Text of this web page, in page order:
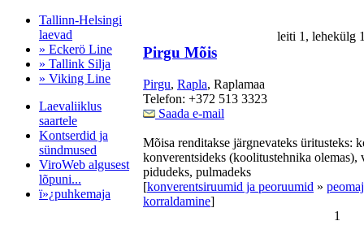
Tallinn-Helsingi
laevad
» Eckerö Line
» Tallink Silja
» Viking Line
Laevaliiklus
saartele
Kontserdid ja
sündmused
ViroWeb algusest
lõpuni...
ï»¿puhkemaja
leiti 1,
Pirgu Mõis
Pirgu, Rapla, Raplamaa
Telefon: +372 513 3323
Saada e-mail
Mõisa renditakse järgnevateks üritusteks:
konverentsideks (koolitustehnika olemas),
pidudeks, pulmadeks
[konverentsiruumid ja peoruumid »
korraldamine]
1